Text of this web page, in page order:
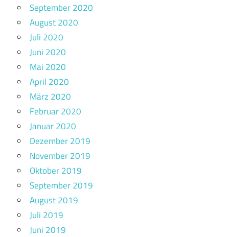
September 2020
August 2020
Juli 2020
Juni 2020
Mai 2020
April 2020
März 2020
Februar 2020
Januar 2020
Dezember 2019
November 2019
Oktober 2019
September 2019
August 2019
Juli 2019
Juni 2019